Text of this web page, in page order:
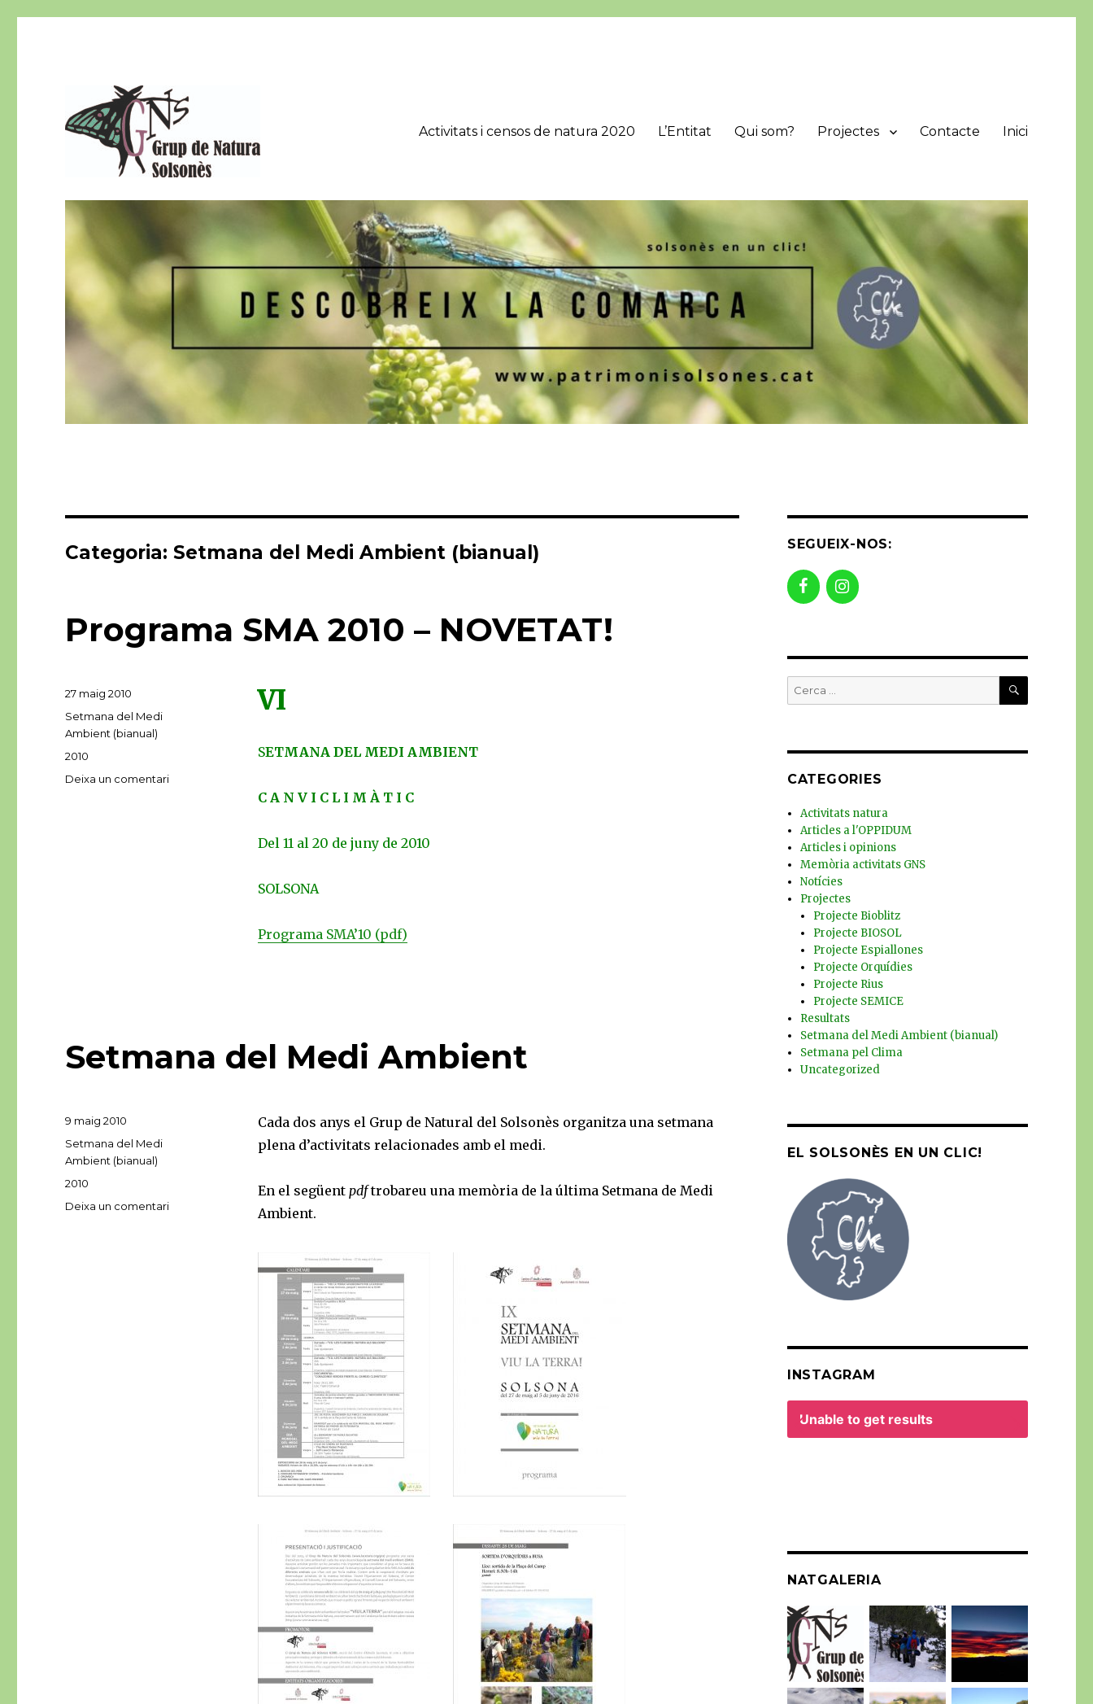
Grup de Natura del Solsonès
Activitats i censos de natura 2020 L’Entitat Qui som? Projectes Contacte Inici
Categoria:Setmana del Medi Ambient (bianual)
Programa SMA 2010 – NOVETAT!
VI
SETMANA DEL MEDI AMBIENT
CA N V I CL I M À T I C
Del 11 al 20 de juny de 2010
SOLSONA
Programa SMA’10 (pdf)
Publicat
27 maig 2010
Categories
Setmana del Medi
Ambient (bianual)
Etiquetes
2010
Deixa un comentaria
Setmana del Medi Ambient
Cada dos anys el Grup de Natural del Solsonès organitza una setmana
plena d’activitats relacionades amb el medi.
En el següent pdftrobareu una memòria de la última Setmana de Medi
Ambient.
Publicat
9 maig 2010
Categories
Setmana del Medi
Ambient (bianual)
Etiquetes
2010
Deixa un comentaria
SEGUEIX-NOS:
Buscar
per:
CERCA
CATEGORIES
Activitats natura
Articles a l'OPPIDUM
Articles i opinions
Memòria activitats GNS
Notícies
Projectes
Projecte Bioblitz
Projecte BIOSOL
Projecte Espiallones
Projecte Orquídies
Projecte Rius
Projecte SEMICE
Resultats
Setmana del Medi Ambient (bianual)
Setmana pel Clima
Uncategorized
EL SOLSONÈS EN UN CLIC!
INSTAGRAM
Unable to get results
NATGALERIA